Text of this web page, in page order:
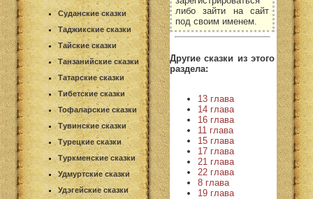
Суданские сказки
Таджикские сказки
Тайские сказки
Танзанийские сказки
Татарские сказки
Тибетские сказки
Тофаларские сказки
Тувинские сказки
Турецкие сказки
Туркменские сказки
Удмуртские сказки
Удэгейские сказки
либо зайти на сайт
под своим именем.
Другие сказки из этого
раздела:
13 глава
14 глава
16 глава
11 глава
15 глава
17 глава
21 глава
22 глава
8 глава
19 глава